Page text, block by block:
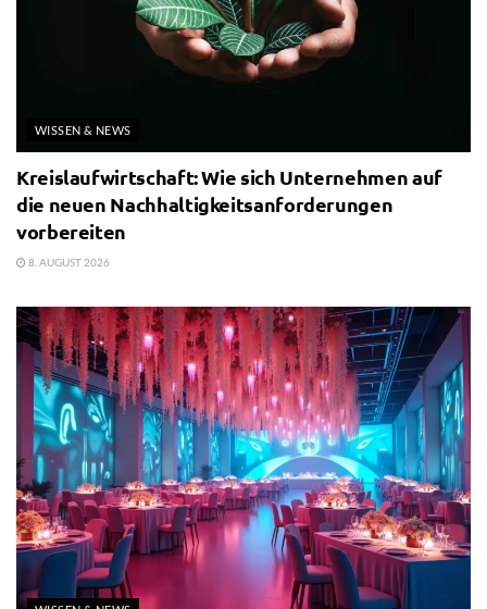
WISSEN & NEWS
Kreislaufwirtschaft: Wie sich Unternehmen auf
die neuen Nachhaltigkeitsanforderungen
vorbereiten
8. AUGUST 2026